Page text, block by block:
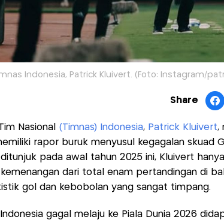
Indonesia, Patrick Kluivert. (Foto: Instagram/
Share
Nasional (Timnas) Indonesia,Patrick Kluivert,
rapor buruk menyusul kegagalan skuad
ditunjuk pada awal tahun 2025 ini, Kluivert
dari total enam pertandingan di
gol dan kebobolan yang sangat timpang.
gagal melaju ke Piala Dunia 2026